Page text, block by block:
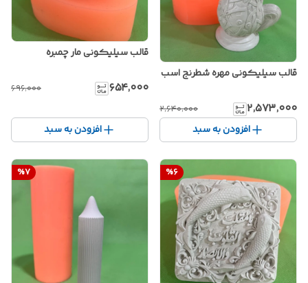
قالب سیلیکونی مهره شطرنج اسب
۲٬۵۷۳٬۰۰۰ ۲٬۶۴۰٬۰۰۰
افزودن به سبد
قالب سیلیکونی مار چمبره
۶۵۴٬۰۰۰ ۶۹۶٬۰۰۰
افزودن به سبد
%6
%7